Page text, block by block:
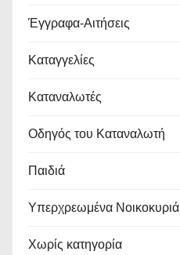
Έγγραφα-Αιτήσεις
Καταγγελίες
Καταναλωτές
Οδηγός του Καταναλωτή
Παιδιά
Υπερχρεωμένα Νοικοκυριά
Χωρίς κατηγορία